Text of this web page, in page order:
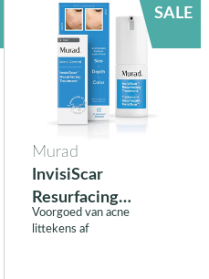
SALE
Murad
InvisiScar
Resurfacing
Treatment
Voorgoed van acne
littekens af